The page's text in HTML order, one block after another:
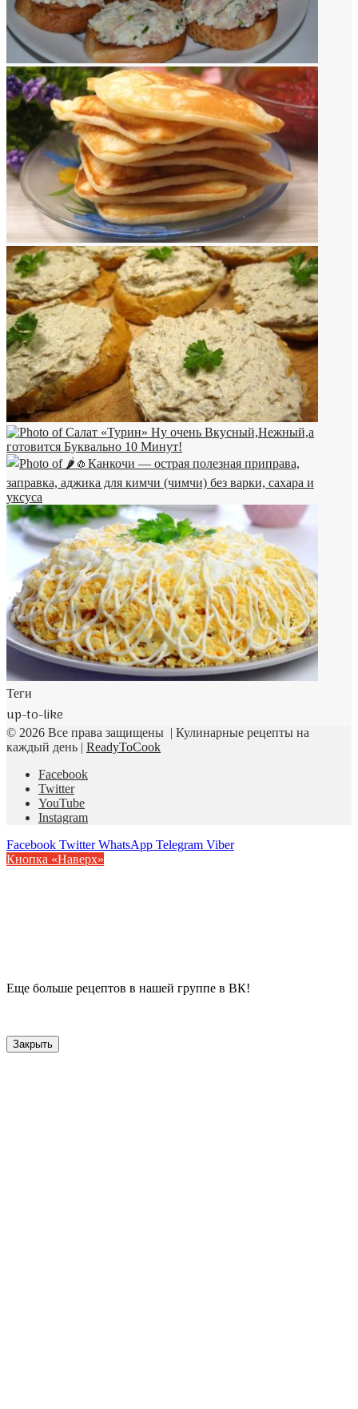
Теги
up-to-like
© 2026 Все права защищены | Кулинарные рецепты на
каждый день | ReadyToCook
Facebook
Twitter
YouTube
Instagram
Facebook Twitter WhatsApp Telegram Viber
Кнопка «Наверх»
Еще больше рецептов в нашей группе в ВК!
Закрыть